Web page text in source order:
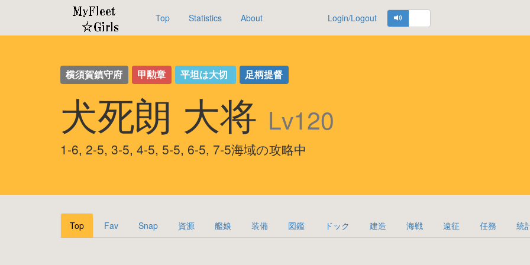
Top Statistics About Login/Logout
横須賀鎮守府 甲勲章 平坦は大切 足柄提督
犬死朗 大将 Lv120
1-6, 2-5, 3-5, 4-5, 5-5, 6-5, 7-5海域の攻略中
Top Fav Snap 資源 艦娘 装備 図鑑 ドック 建造 海戦 遠征 任務 統